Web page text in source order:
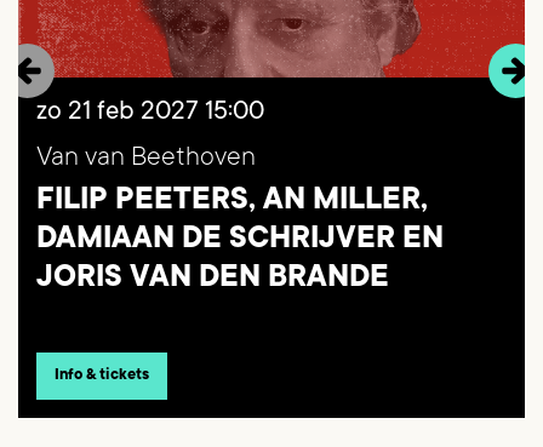
Van van Beethoven
FILIP PEETERS, AN MILLER,
DAMIAAN DE SCHRIJVER EN
JORIS VAN DEN BRANDE
zo 21 feb 2027 15:00
Info & tickets